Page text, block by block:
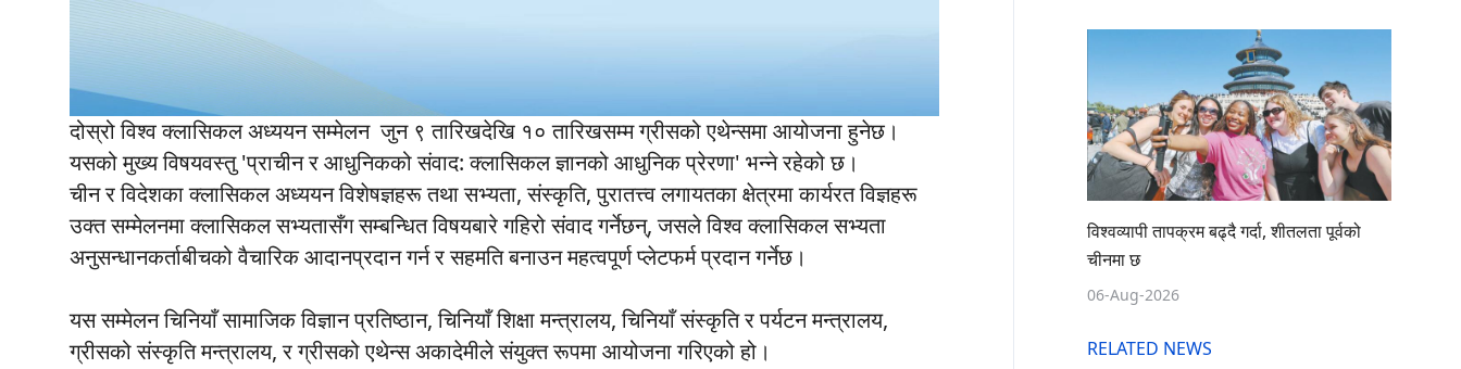
दोस्रो विश्व क्लासिकल अध्ययन सम्मेलन जुन ९ तारिखदेखि १० तारिखसम्म ग्रीसको एथेन्समा आयोजना हुनेछ।
यसको मुख्य विषयवस्तु 'प्राचीन र आधुनिकको संवाद: क्लासिकल ज्ञानको आधुनिक प्रेरणा' भन्ने रहेको छ।
चीन र विदेशका क्लासिकल अध्ययन विशेषज्ञहरू तथा सभ्यता, संस्कृति, पुरातत्त्व लगायतका क्षेत्रमा कार्यरत विज्ञहरू
उक्त सम्मेलनमा क्लासिकल सभ्यतासँग सम्बन्धित विषयबारे गहिरो संवाद गर्नेछन्, जसले विश्व क्लासिकल सभ्यता
अनुसन्धानकर्ताबीचको वैचारिक आदानप्रदान गर्न र सहमति बनाउन महत्वपूर्ण प्लेटफर्म प्रदान गर्नेछ।
यस सम्मेलन चिनियाँ सामाजिक विज्ञान प्रतिष्ठान, चिनियाँ शिक्षा मन्त्रालय, चिनियाँ संस्कृति र पर्यटन मन्त्रालय,
ग्रीसको संस्कृति मन्त्रालय, र ग्रीसको एथेन्स अकादेमीले संयुक्त रूपमा आयोजना गरिएको हो।
विश्वव्यापी तापक्रम बढ्दै गर्दा, शीतलता पूर्वको
चीनमा छ
06-Aug-2026
RELATED NEWS